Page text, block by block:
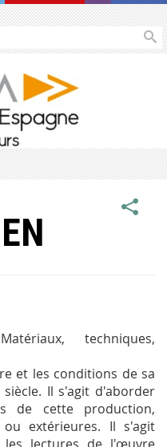
techniques,
et les conditions de sa
siècle. Il s'agit d'aborder
de cette production,
extérieures. Il s'agit
les lectures de l'œuvre